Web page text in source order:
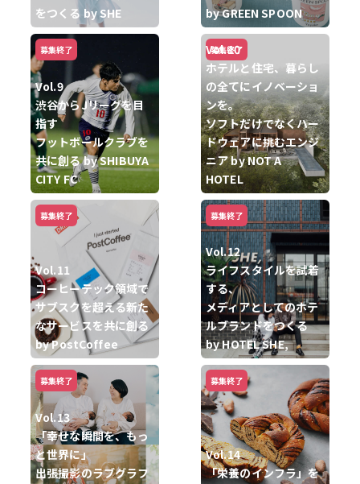
をつくる by SHE
by GREEN SPOON
募集終了
Vol.9
渋谷からJリーグを目
指す
フットボールクラブを
共に創る by SHIBUYA
CITY FC
募集終了
Vol.10
ホテルと住宅、暮らし
の全てにイノベーショ
ンを。
ソフトだけでなくハー
ドウェアに挑むエンジ
ニア by NOT A
HOTEL
募集終了
Vol.11
コーヒーテック領域で
サブスクを超える新た
なサービスを共に創る
by PostCoffee
募集終了
Vol.12
ライフスタイルを試着
する、
メディアとしてのホテ
ルブランドをつくる
by HOTEL SHE,
募集終了
Vol.13
「幸せな瞬間を、もっ
と世界に」
出張撮影のラブグラフ
募集終了
Vol.14
「栄養のインフラ」を